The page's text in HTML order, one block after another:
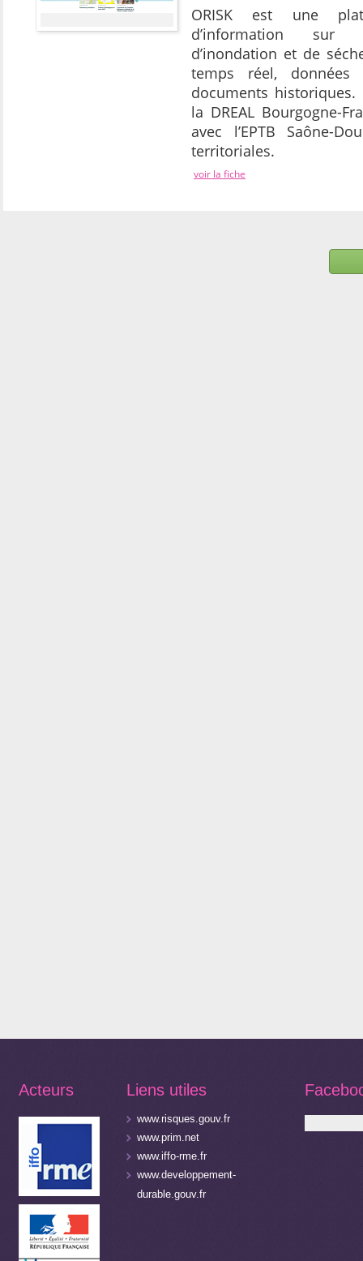
ORISK est une
d’information sur
d’inondation et de
temps réel, données
documents
la DREAL Bourgogne-
avec l’EPTB Saône-
territoriales.
voir la fiche
Acteurs Liens utiles
www.risques.gouv.fr
www.prim.net
www.iffo-rme.fr
www.developpement-
durable.gouv.fr